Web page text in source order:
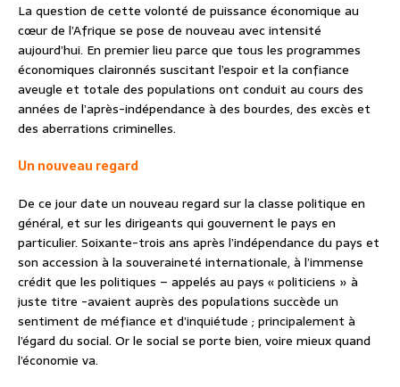
La question de cette volonté de puissance économique au
cœur de l’Afrique se pose de nouveau avec intensité
aujourd’hui. En premier lieu parce que tous les programmes
économiques claironnés suscitant l’espoir et la confiance
aveugle et totale des populations ont conduit au cours des
années de l’après-indépendance à des bourdes, des excès et
des aberrations criminelles.
Un nouveau regard
De ce jour date un nouveau regard sur la classe politique en
général, et sur les dirigeants qui gouvernent le pays en
particulier. Soixante-trois ans après l’indépendance du pays et
son accession à la souveraineté internationale, à l’immense
crédit que les politiques – appelés au pays « politiciens » à
juste titre -avaient auprès des populations succède un
sentiment de méfiance et d’inquiétude ; principalement à
l’égard du social. Or le social se porte bien, voire mieux quand
l’économie va.